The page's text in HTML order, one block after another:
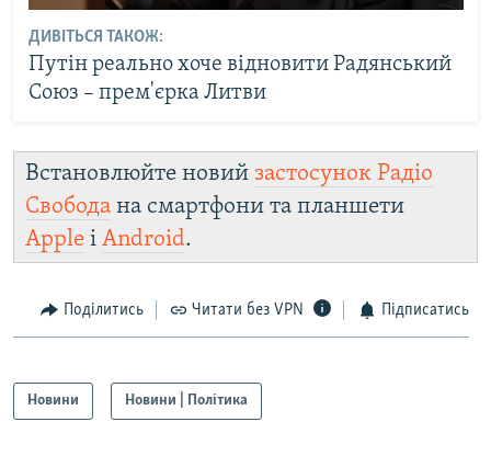
ДИВІТЬСЯ ТАКОЖ:
Путін реально хоче відновити Радянський
Союз – прем'єрка Литви
Встановлюйте новий застосунок Радіо
Свобода на смартфони та планшети
Apple і Android.
Поділитись Читати без VPN Підписатись
Новини Новини | Політика